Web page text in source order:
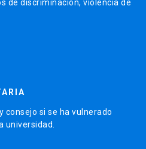
de discriminación, violencia de
consejo si se ha vulnerado
universidad.